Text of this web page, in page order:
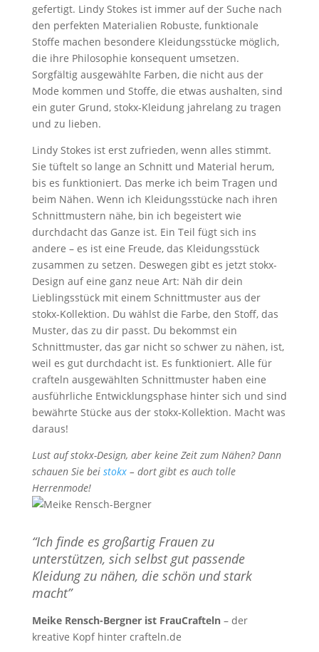
gefertigt. Lindy Stokes ist immer auf der Suche nach
den perfekten Materialien Robuste, funktionale
Stoffe machen besondere Kleidungsstücke möglich,
die ihre Philosophie konsequent umsetzen.
Sorgfältig ausgewählte Farben, die nicht aus der
Mode kommen und Stoffe, die etwas aushalten, sind
ein guter Grund, stokx-Kleidung jahrelang zu tragen
und zu lieben.
Lindy Stokes ist erst zufrieden, wenn alles stimmt.
Sie tüftelt so lange an Schnitt und Material herum,
bis es funktioniert. Das merke ich beim Tragen und
beim Nähen. Wenn ich Kleidungsstücke nach ihren
Schnittmustern nähe, bin ich begeistert wie
durchdacht das Ganze ist. Ein Teil fügt sich ins
andere – es ist eine Freude, das Kleidungsstück
zusammen zu setzen. Deswegen gibt es jetzt stokx-
Design auf eine ganz neue Art: Näh dir dein
Lieblingsstück mit einem Schnittmuster aus der
stokx-Kollektion. Du wählst die Farbe, den Stoff, das
Muster, das zu dir passt. Du bekommst ein
Schnittmuster, das gar nicht so schwer zu nähen, ist,
weil es gut durchdacht ist. Es funktioniert. Alle für
crafteln ausgewählten Schnittmuster haben eine
ausführliche Entwicklungsphase hinter sich und sind
bewährte Stücke aus der stokx-Kollektion. Macht was
daraus!
Lust auf stokx-Design, aber keine Zeit zum Nähen? Dann
schauen Sie bei stokx– dort gibt es auch tolle
Herrenmode!
“Ich finde es großartig Frauen zu
unterstützen, sich selbst gut passende
Kleidung zu nähen, die schön und stark
macht”
Meike Rensch-Bergner ist FrauCrafteln– der
kreative Kopf hinter crafteln.de